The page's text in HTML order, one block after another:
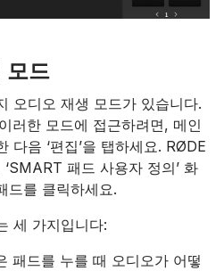
모드
오디오 재생 모드가 있습니다.
러한 모드에 접근하려면, 메인
다음 ‘편집’을 탭하세요. RØDE
패드 사용자 정의’ 화
드를 클릭하세요.
세 가지입니다:
패드를 누를 때 오디오가 어떻